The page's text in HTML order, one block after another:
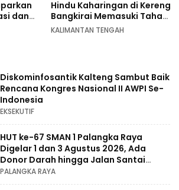
dan
pada
Hindu Kaharingan di Kereng
Bangkirai Memasuki Tahap
Akhir
KALIMANTAN TENGAH
Diskominfosantik Kalteng Sambut Baik
Rencana Kongres Nasional II AWPI Se-
Indonesia
EKSEKUTIF
HUT ke-67 SMAN 1 Palangka Raya
Digelar 1 dan 3 Agustus 2026, Ada
Donor Darah hingga Jalan Santai
Berhadiah Doorprize
PALANGKA RAYA